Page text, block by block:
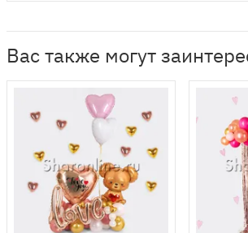
Вас также могут